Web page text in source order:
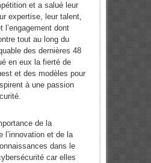
et a salué leur
expertise, leur talent,
l’engagement dont
tout au long du
des dernières 48
en eux la fierté de
et des modèles pour
à une passion
de la
l’innovation et de la
dans le
car elles